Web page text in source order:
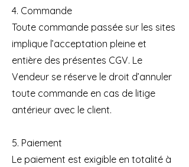
4. Commande
Toute commande passée sur les sites
implique l’acceptation pleine et
entière des présentes CGV. Le
Vendeur se réserve le droit d’annuler
toute commande en cas de litige
antérieur avec le client.
5. Paiement
Le paiement est exigible en totalité à